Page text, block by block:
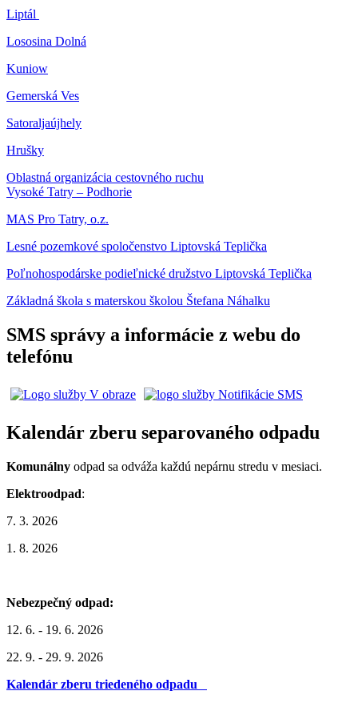
Liptál
Lososina Dolná
Kuniow
Gemerská Ves
Satoraljaújhely
Hrušky
Oblastná organizácia cestovného ruchu
Vysoké Tatry – Podhorie
MAS Pro Tatry, o.z.
Lesné pozemkové spoločenstvo Liptovská Teplička
Poľnohospodárske podieľnické družstvo Liptovská Teplička
Základná škola s materskou školou Štefana Náhalku
SMS správy a informácie z webu do
telefónu
Kalendár zberu separovaného odpadu
Komunálny odpad sa odváža každú nepárnu stredu v mesiaci.
Elektroodpad:
7. 3. 2026
1. 8. 2026
Nebezpečný odpad:
12. 6. - 19. 6. 2026
22. 9. - 29. 9. 2026
Kalendár zberu triedeného odpadu